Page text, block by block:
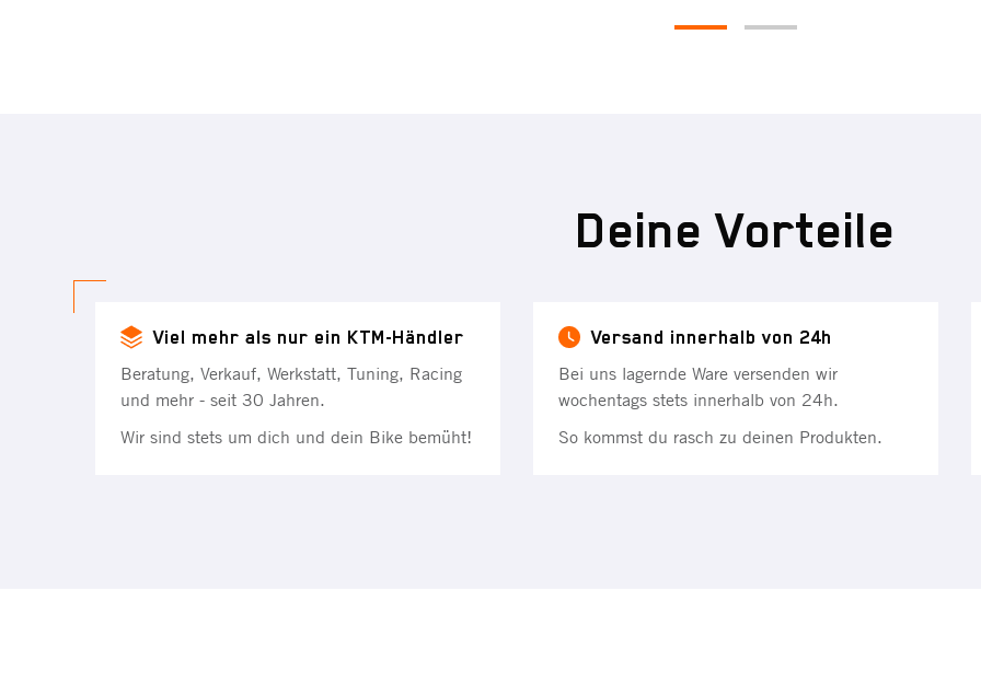
Deine Vorteile
Viel mehr als nur ein KTM-Händler
Beratung, Verkauf, Werkstatt, Tuning, Racing
und mehr - seit 30 Jahren.
Wir sind stets um dich und dein Bike bemüht!
Versand innerhalb von 24h
Bei uns lagernde Ware versenden wir
wochentags stets innerhalb von 24h.
So kommst du rasch zu deinen Produkten.